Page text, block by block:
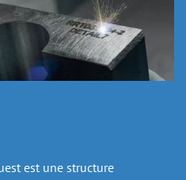
est une structure